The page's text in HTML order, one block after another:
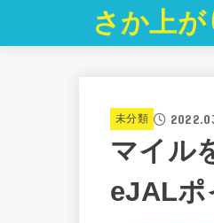
さか上
未分類
マイル
eJALポ